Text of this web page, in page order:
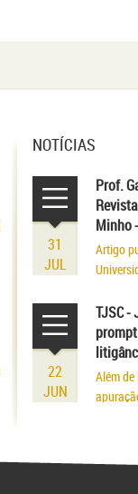
NOTÍCIAS
31
JUL
Prof.
Minho
Artigo
22
JUN
TJSC -
Além